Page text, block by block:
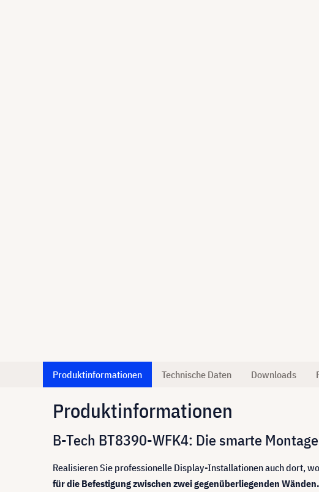
Produktinformationen Technische Daten Downloads
Produktinformationen
B-Tech BT8390-WFK4: Die smarte
Realisieren Sie professionelle Display-Installationen auch dort,
für die Befestigung zwischen zwei gegenüberliegenden Wänden.